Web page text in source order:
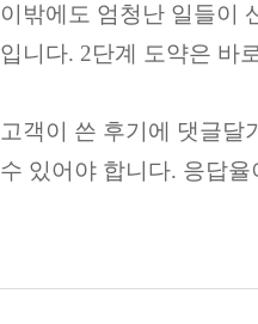
이밖에도 엄청난 일들이
입니다. 2단계 도약은 바
고객이 쓴 후기에 댓글달
수 있어야 합니다. 응답